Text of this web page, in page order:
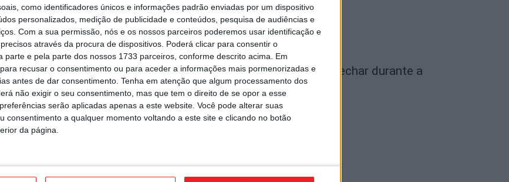
como identificadores únicos e informações padrão enviadas por um dispositivo
personalizados, medição de publicidade e conteúdos, pesquisa de audiências e
Com a sua permissão, nós e os nossos parceiros poderemos usar identificação e
através da procura de dispositivos. Poderá clicar para consentir o
parte e pela parte dos nossos 1733 parceiros, conforme descrito acima. Em
recusar o consentimento ou para aceder a informações mais pormenorizadas e
antes de dar consentimento. Tenha em atenção que algum processamento dos
não exigir o seu consentimento, mas que tem o direito de se opor a esse
serão aplicadas apenas a este website. Você pode alterar suas
consentimento a qualquer momento voltando a este site e clicando no botão
da página.
regras para a temporada
Viseu: IP3 volta a fechar durante a
noite a partir de...
8 de Agosto, 2026